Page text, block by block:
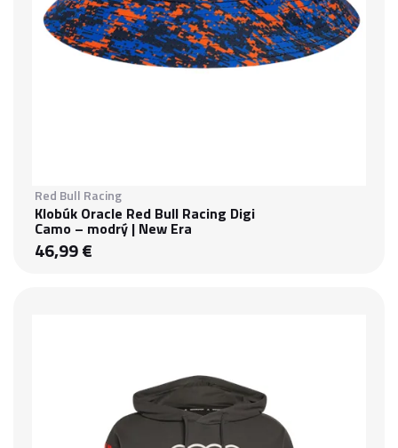
Red Bull Racing
Klobúk Oracle Red Bull Racing Digi
Camo – modrý | New Era
46,99 €